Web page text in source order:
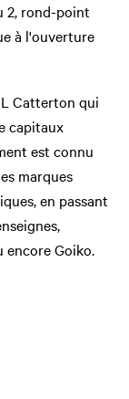
2, rond-point
à l'ouverture
Catterton qui
capitaux
est connu
marques
en passant
encore Goiko.